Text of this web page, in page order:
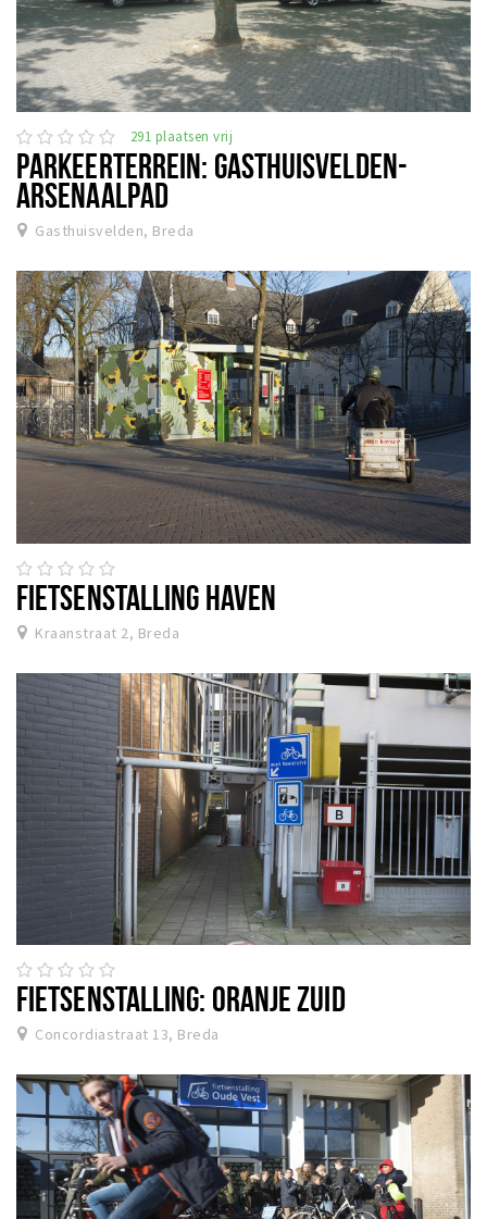
291 plaatsen vrij
PARKEERTERREIN: GASTHUISVELDEN-
ARSENAALPAD
Gasthuisvelden, Breda
FIETSENSTALLING HAVEN
Kraanstraat 2, Breda
FIETSENSTALLING: ORANJE ZUID
Concordiastraat 13, Breda